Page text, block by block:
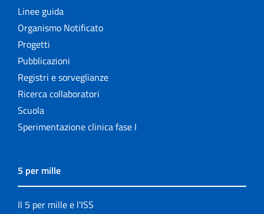
Linee guida
Organismo Notificato
Progetti
Pubblicazioni
Registri e sorveglianze
Ricerca collaboratori
Scuola
Sperimentazione clinica fase I
5 per mille
Il 5 per mille e l'ISS